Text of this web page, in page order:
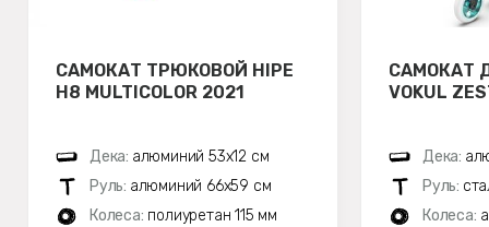
САМОКАТ ТРЮКОВОЙ HIPE
H8 MULTICOLOR 2021
Дека: алюминий 53х12 см
Руль: алюминий 66х59 см
Колеса: полиуретан 115 мм
САМОКАТ
VOKUL
Дека:
Руль:
Колеса: